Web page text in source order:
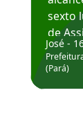
sexto
de
Hoje
José -
(Pará)